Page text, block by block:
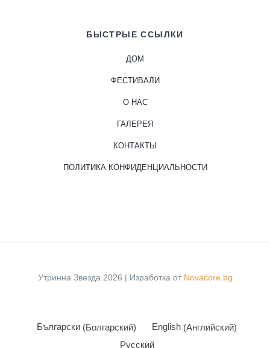
БЫСТРЫЕ ССЫЛКИ
ДОМ
ФЕСТИВАЛИ
О НАС
ГАЛЕРЕЯ
КОНТАКТЫ
ПОЛИТИКА КОНФИДЕНЦИАЛЬНОСТИ
Утринна Звезда 2026 | Изработка от Novacore.bg
Български (Болгарский) English (Английский)
Русский